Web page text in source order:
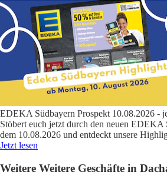
EDEKA Südbayern Prospekt 10.08.2026 -
Stöbert euch jetzt durch den neuen EDEKA
dem 10.08.2026 und entdeckt unsere
Jetzt lesen
Weitere Weitere Geschäfte in